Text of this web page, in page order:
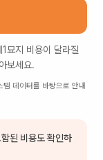
묘지 비용이 달라질
보세요.
데이터를 바탕으로 안내
된 비용도 확인하